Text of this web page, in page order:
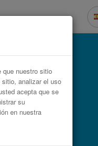
que nuestro sitio
analizar el uso
acepta que se
su
en nuestra